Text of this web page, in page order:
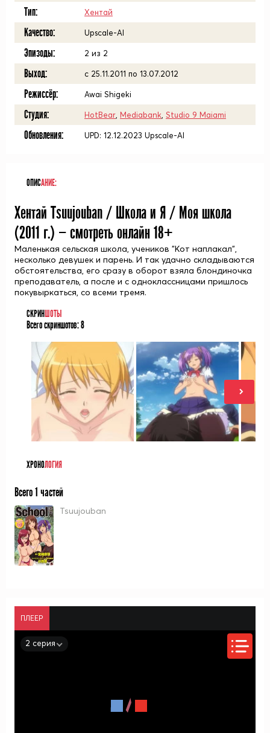
Тип: Хентай
Качество: Upscale-AI
Эпизоды: 2 из 2
Выход: с 25.11.2011 по 13.07.2012
Режиссёр: Awai Shigeki
Студия: HotBear Mediabank Studio 9 Maiami
Обновления: UPD: 12.12.2023 Upscale-AI
ОПИСАНИЕ:
Хентай Tsuujouban / Школа и Я / Моя школа
(2011 г.) — смотреть онлайн 18+
Маленькая сельская школа, учеников "Кот наплакал",
несколько девушек и парень. И так удачно складываются
обстоятельства, его сразу в оборот взяла блондиночка
преподаватель, а после и с одноклассницами пришлось
покувыркаться, со всеми тремя.
СКРИН ШОТЫ
Всего скриншотов:8
ХРОНОЛОГИЯ
Всего 1 частей
Tsuujouban
ПЛЕЕР
2 серия